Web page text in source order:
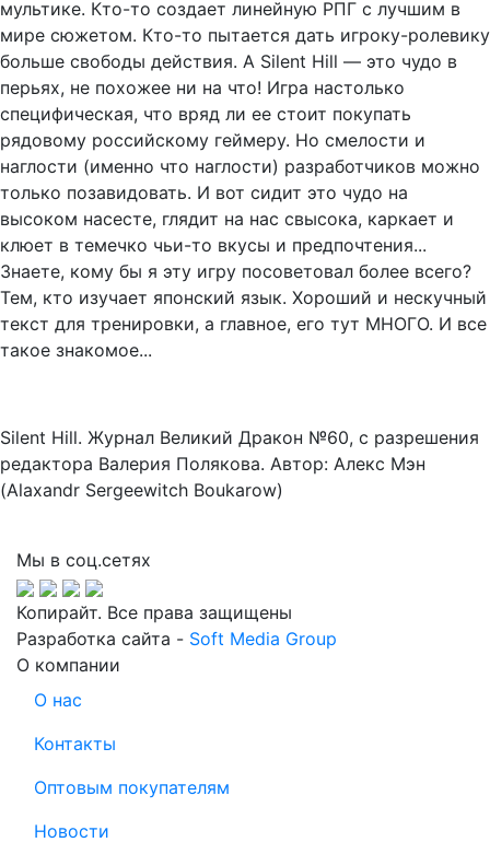
мультике. Кто-то создает линейную РПГ с лучшим в
мире сюжетом. Кто-то пытается дать игроку-ролевику
больше свободы действия. А Silent Hill — это чудо в
перьях, не похожее ни на что! Игра настолько
специфическая, что вряд ли ее стоит покупать
рядовому российскому геймеру. Но смелости и
наглости (именно что наглости) разработчиков можно
только позавидовать. И вот сидит это чудо на
высоком насесте, глядит на нас свысока, каркает и
клюет в темечко чьи-то вкусы и предпочтения...
Знаете, кому бы я эту игру посоветовал более всего?
Тем, кто изучает японский язык. Хороший и нескучный
текст для тренировки, а главное, его тут МНОГО. И все
такое знакомое...
Silent Hill. Журнал Великий Дракон №60, с разрешения
редактора Валерия Полякова. Автор: Алекс Мэн
(Alaxandr Sergeewitch Boukarow)
Мы в соц.сетях
Копирайт. Все права защищены
Разработка сайта - Soft Media Group
О компании
О нас
Контакты
Оптовым покупателям
Новости